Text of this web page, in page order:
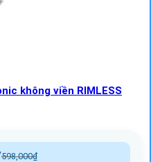
không viền RIMLESS
598,000₫